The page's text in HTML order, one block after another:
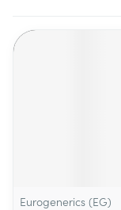
Eurogenerics (EG)